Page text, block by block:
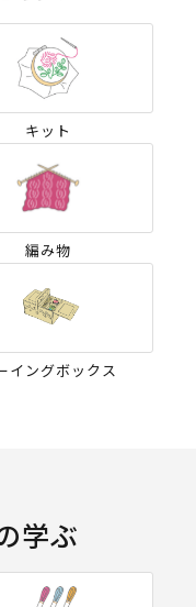
キット
編み物
イングボックス
学ぶ